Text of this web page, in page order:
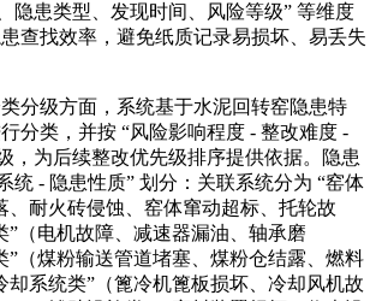
隐患类型、发现时间、风险等级” 等维度
查找效率，避免纸质记录易损坏、易丢失
分级方面，系统基于水泥回转窑隐患特
分类，并按 “风险影响程度 - 整改难度 -
，为后续整改优先级排序提供依据。隐患
统 - 隐患性质” 划分：关联系统分为 “窑体
、耐火砖侵蚀、窑体窜动超标、托轮故
”（电机故障、减速器漏油、轴承磨
”（煤粉输送管道堵塞、煤粉仓结露、燃料
却系统类”（篦冷机篦板损坏、冷却风机故